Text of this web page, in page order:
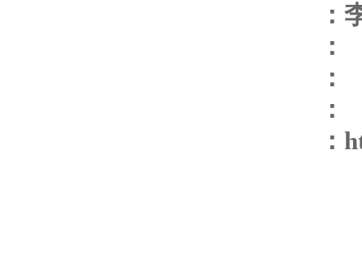
：
：
：
：
：